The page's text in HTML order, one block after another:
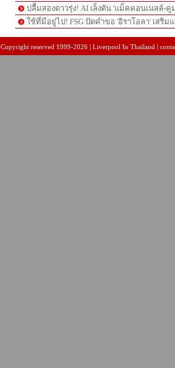
ปลื้มสองดาวรุ่ง! AI เล็งดัน 'แม็คคอนเนลล์-
ใช้ที่มีอยู่ไป! FSG ปัดคำขอ 'อิราโอลา' เสริม
Copyright reserved 1999-2026 | Liverpool In Thailand |